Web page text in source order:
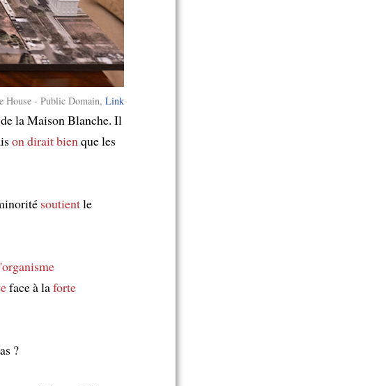
House - Public Domain, Link
de la Maison Blanche. Il
on dirait bien que les
soutientle
face à laforte
?